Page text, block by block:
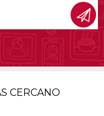
CERCANO